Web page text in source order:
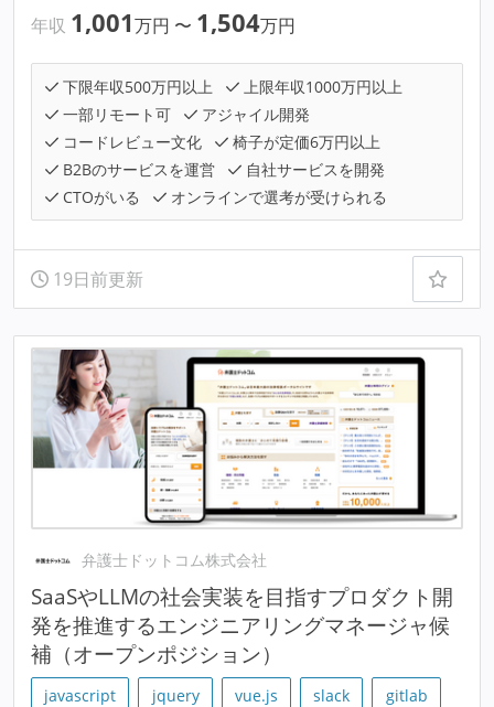
年収 1,001万円 〜 1,504万円
下限年収500万円以上
上限年収1000万円以上
一部リモート可
アジャイル開発
コードレビュー文化
椅子が定価6万円以上
B2Bのサービスを運営
自社サービスを開発
CTOがいる
オンラインで選考が受けられる
19日前更新
弁護士ドットコム株式会社
SaaSやLLMの社会実装を目指すプロダクト開
発を推進するエンジニアリングマネージャ候
補（オープンポジション）
javascript jquery vue.js slack
gitlab